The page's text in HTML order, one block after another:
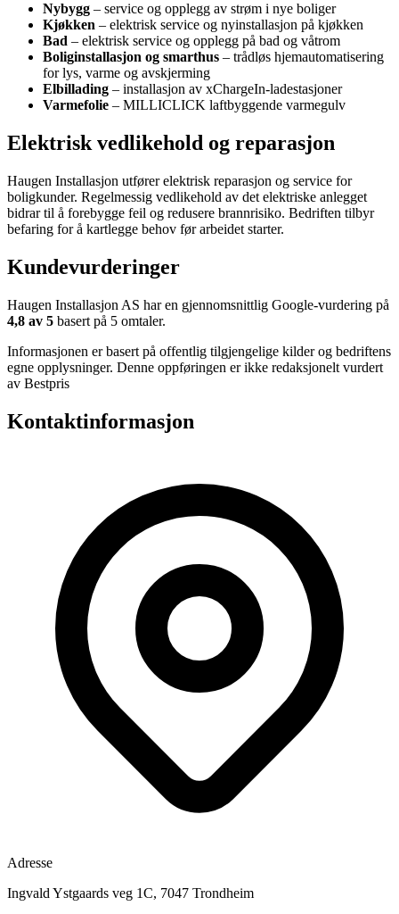
Nybygg – service og opplegg av strøm i nye boliger
Kjøkken – elektrisk service og nyinstallasjon på kjøkken
Bad – elektrisk service og opplegg på bad og våtrom
Boliginstallasjon og smarthus – trådløs hjemautomatisering
for lys, varme og avskjerming
Elbillading – installasjon av xChargeIn-ladestasjoner
Varmefolie – MILLICLICK laftbyggende varmegulv
Elektrisk vedlikehold og reparasjon
Haugen Installasjon utfører elektrisk reparasjon og service for
boligkunder. Regelmessig vedlikehold av det elektriske anlegget
bidrar til å forebygge feil og redusere brannrisiko. Bedriften tilbyr
befaring for å kartlegge behov før arbeidet starter.
Kundevurderinger
Haugen Installasjon AS har en gjennomsnittlig Google-vurdering på
4,8 av 5 basert på 5 omtaler.
Informasjonen er basert på offentlig tilgjengelige kilder og bedriftens
egne opplysninger. Denne oppføringen er ikke redaksjonelt vurdert
av Bestpris
Kontaktinformasjon
Adresse
Ingvald Ystgaards veg 1C, 7047 Trondheim